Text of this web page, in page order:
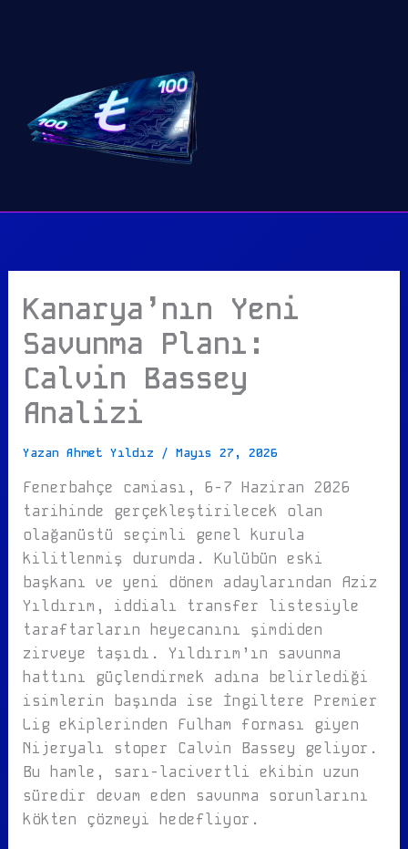
Kanarya’nın Yeni
Savunma Planı:
Calvin Bassey
Analizi
Yazan Ahmet Yıldız / Mayıs 27, 2026
Fenerbahçe camiası, 6-7 Haziran 2026
tarihinde gerçekleştirilecek olan
olağanüstü seçimli genel kurula
kilitlenmiş durumda. Kulübün eski
başkanı ve yeni dönem adaylarından Aziz
Yıldırım, iddialı transfer listesiyle
taraftarların heyecanını şimdiden
zirveye taşıdı. Yıldırım’ın savunma
hattını güçlendirmek adına belirlediği
isimlerin başında ise İngiltere Premier
Lig ekiplerinden Fulham forması giyen
Nijeryalı stoper Calvin Bassey geliyor.
Bu hamle, sarı-lacivertli ekibin uzun
süredir devam eden savunma sorunlarını
kökten çözmeyi hedefliyor.